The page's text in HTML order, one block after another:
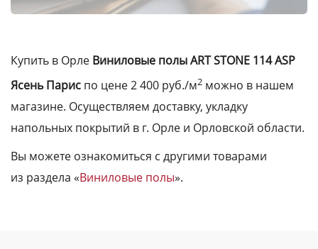
Купить в Орле Виниловые полы ART STONE 114 ASP
Ясень Парис по цене 2 400 руб./м2 можно в нашем
магазине. Осуществляем доставку, укладку
напольных покрытий в г. Орле и Орловской области.
Вы можете ознакомиться с другими товарами
из раздела «Виниловые полы».